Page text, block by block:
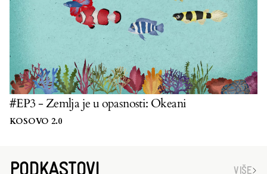
#EP3 - Zemlja je u opasnosti: Okeani
KOSOVO 2.0
VIŠE